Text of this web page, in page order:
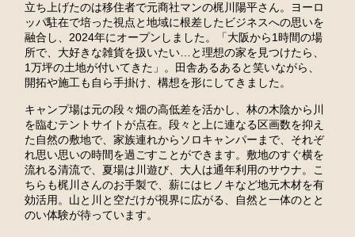
立ち上げたのは移住者で元商社マンの梶川陽平さん。ヨーロ
ッパ駐在で培った視点と地域に根差したビジネスへの思いを
融合し、2024年にオープンしました。「大阪から1時間の場
所で、大好きな雑貨を扱いたい…と理想の家を見つけたら、
1万坪の土地が付いてきた」。田舎あるあると笑いながら、
開拓や施工も自ら手掛け、構想を形にしてきました。
キャンプ場は元の段々畑の高低差を活かし、林の木陰から川
を臨むテントサイトが点在。段々と上に連なる区画数を抑え
た自然の敷地で、家族連れからソロキャンパーまで、それぞ
れ思い思いの時間を過ごすことができます。敷地のすぐ横を
流れる清流で、夏場は川遊び、大人は通年利用のサウナ。こ
ちらも梶川さんのお手製で、薪にはヒノキなど地元木材を有
効活用。山と川と空だけが視界に広がる、自然と一体のとと
のい体験が待っています。